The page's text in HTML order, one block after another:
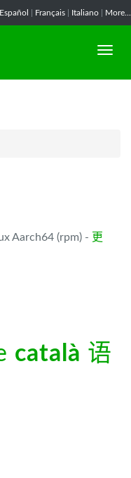
Español Français Italiano More...
Aarch64 (rpm) - 更
català 语